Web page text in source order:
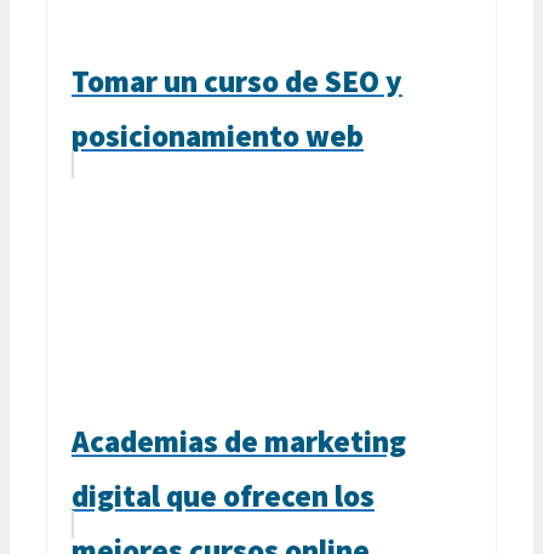
Tomar un curso de SEO y
posicionamiento web
Academias de marketing
digital que ofrecen los